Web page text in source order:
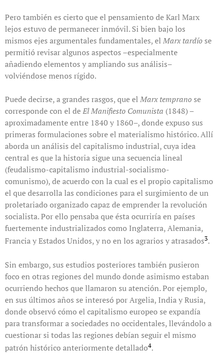
Pero también es cierto que el pensamiento de Karl Marx
lejos estuvo de permanecer inmóvil. Si bien bajo los
mismos ejes argumentales fundamentales, el Marx tardío se
permitió revisar algunos aspectos –especialmente
añadiendo elementos y ampliando sus análisis–
volviéndose menos rígido.
Puede decirse, a grandes rasgos, que el Marx temprano se
corresponde con el deEl Manifiesto Comunista (1848) –
aproximadamente entre 1840 y 1860–, donde expuso sus
primeras formulaciones sobre el materialismo histórico. Allí
aborda un análisis del capitalismo industrial, cuya idea
central es que la historia sigue una secuencia lineal
(feudalismo-capitalismo industrial-socialismo-
comunismo), de acuerdo con la cual es el propio capitalismo
el que desarrolla las condiciones para el surgimiento de un
proletariado organizado capaz de emprender la revolución
socialista. Por ello pensaba que ésta ocurriría en países
fuertemente industrializados como Inglaterra, Alemania,
Francia y Estados Unidos, y no en los agrarios y atrasados3.
Sin embargo, sus estudios posteriores también pusieron
foco en otras regiones del mundo donde asimismo estaban
ocurriendo hechos que llamaron su atención. Por ejemplo,
en sus últimos años se interesó por Argelia, India y Rusia,
donde observó cómo el capitalismo europeo se expandía
para transformar a sociedades no occidentales, llevándolo a
cuestionar si todas las regiones debían seguir el mismo
patrón histórico anteriormente detallado4.